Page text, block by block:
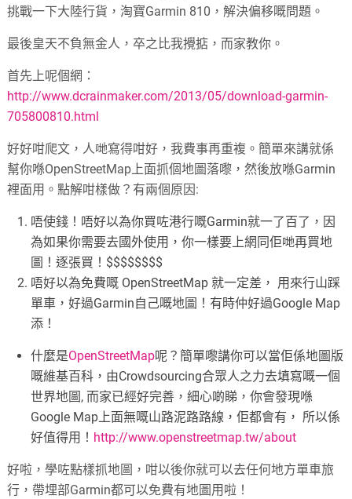
挑戰一下大陸行貨，淘寶Garmin 810，解決偏移嘅問題。
最後皇天不負無金人，卒之比我攪掂，而家教你。
首先上呢個網：
http://www.dcrainmaker.com/2013/05/download-garmin-
705800810.html
好好咁爬文，人哋寫得咁好，我費事再重複。簡單來講就係
幫你喺OpenStreetMap上面抓個地圖落嚟，然後放喺Garmin
裡面用。點解咁樣做？有兩個原因:
唔使錢！唔好以為你買咗港行嘅Garmin就一了百了，因
為如果你需要去國外使用，你一樣要上網同佢哋再買地
圖！逐張買！$$$$$$$$
唔好以為免費嘅 OpenStreetMap 就一定差， 用來行山踩
單車，好過Garmin自己嘅地圖！有時仲好過Google Map
添！
什麼是OpenStreetMap呢？簡單嚟講你可以當佢係地圖版
嘅維基百科，由Crowdsourcing合眾人之力去填寫嘅一個
世界地圖, 而家已經好完善，細心啲睇，你會發現喺
Google Map上面無嘅山路泥路路線，佢都會有， 所以係
好值得用！ http://www.openstreetmap.tw/about
好啦，學咗點樣抓地圖，咁以後你就可以去任何地方單車旅
行，帶埋部Garmin都可以免費有地圖用啦！